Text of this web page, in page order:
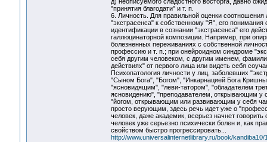
"принятия благодати" и т. п.
6. Личность. Для правильной оценки
"экстрасенса" к собственному "Я", его
идентификации в сознании "экстрасенса" его
галлюцинаторной композиции. Например, при
болезненных переживаниях с собственной
профессию и т. п.; при онейроидном синдроме
себя другим человеком, с другим именем,
действиях" от первого лица или видеть себя
Психопатология личности у лиц, заболевших
"Сыном Бога", "Богом", "Инкарнацией Бога
"ясновидящим", "леви-татором", "обладателем
ясновидению", "преподавателем, открывающим у
"йогом, открывающим или развивающим у себя
просто верующим, здесь речь идет уже о
человек, даже академик, всерьез начнет
человек уже серьезно психически болен и, как
свойством быстро прогрессировать...
http://www.universalinternetlibrary.ru/book/kandiba10/